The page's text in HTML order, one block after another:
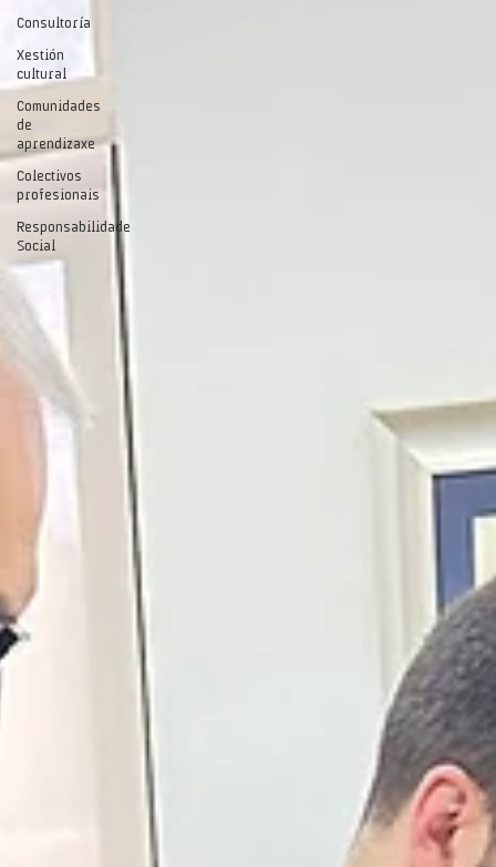
Consultoría
Xestión
cultural
Comunidades
de
aprendizaxe
Colectivos
profesionais
Responsabilidade
Social